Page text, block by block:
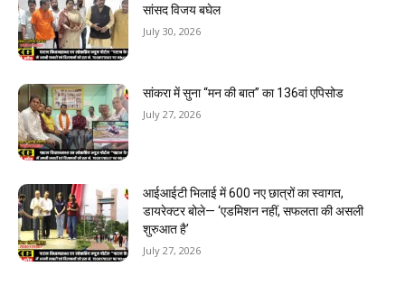
सांसद विजय बघेल
July 30, 2026
सांकरा में सुना “मन की बात” का 136वां एपिसोड
July 27, 2026
आईआईटी भिलाई में 600 नए छात्रों का स्वागत,
डायरेक्टर बोले— ‘एडमिशन नहीं, सफलता की असली
शुरुआत है’
July 27, 2026